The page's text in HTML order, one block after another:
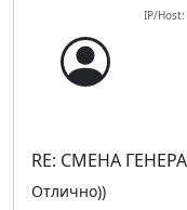
IP/
RE: СМЕНА
Отлично))